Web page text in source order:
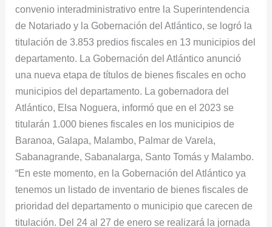
convenio interadministrativo entre la Superintendencia
de Notariado y la Gobernación del Atlántico, se logró la
titulación de 3.853 predios fiscales en 13 municipios del
departamento. La Gobernación del Atlántico anunció
una nueva etapa de títulos de bienes fiscales en ocho
municipios del departamento. La gobernadora del
Atlántico, Elsa Noguera, informó que en el 2023 se
titularán 1.000 bienes fiscales en los municipios de
Baranoa, Galapa, Malambo, Palmar de Varela,
Sabanagrande, Sabanalarga, Santo Tomás y Malambo.
“En este momento, en la Gobernación del Atlántico ya
tenemos un listado de inventario de bienes fiscales de
prioridad del departamento o municipio que carecen de
titulación. Del 24 al 27 de enero se realizará la jornada